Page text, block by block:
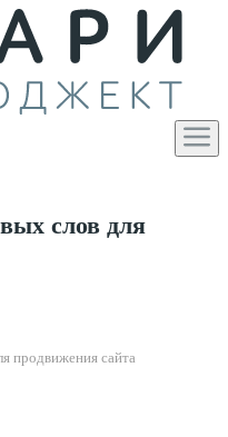
слов для
продвижения сайта